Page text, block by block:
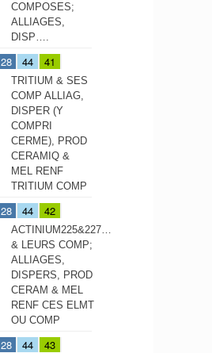
COMPOSES;
ALLIAGES,
DISP….
28 44 41
TRITIUM & SES
COMP ALLIAG,
DISPER (Y
COMPRI
CERME), PROD
CERAMIQ &
MEL RENF
TRITIUM COMP
28 44 42
ACTINIUM225&227…
& LEURS COMP;
ALLIAGES,
DISPERS, PROD
CERAM & MEL
RENF CES ELMT
OU COMP
28 44 43